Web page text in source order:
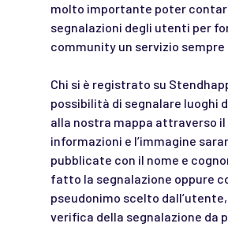
molto importante poter
segnalazioni degli utenti per
community un servizio sempre
Chi si è registrato su
possibilità di segnalare luoghi
alla nostra mappa attraverso il
informazioni e l’immagine
pubblicate con il nome e
fatto la segnalazione oppure
pseudonimo scelto
verifica della segnalazione da